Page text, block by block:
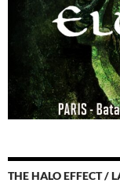
THE HALO EFFECT /